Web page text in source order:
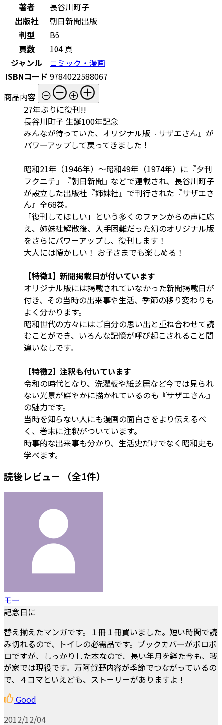
著者
長谷川町子
出版社
朝日新聞出版
判型
B6
頁数
104 頁
ジャンル
コミック・漫画
ISBNコード 9784022588067
商品内容
27年ぶりに復刊!!
長谷川町子 生誕100年記念
みんなが待っていた、オリジナル版『サザエさん』が
パワーアップして戻ってきました！
昭和21年（1946年）～昭和49年（1974年）に『夕刊
フクニチ』『朝日新聞』などで連載され、長谷川町子
が設立した出版社『姉妹社』で刊行された『サザエさ
ん』全68巻。
「復刊してほしい」という多くのファンからの声に応
え、姉妹社解散後、入手困難だった幻のオリジナル版
をさらにパワーアップし、復刊します！
大人には懐かしい！ お子さまでも楽しめる！
【特徴1】新聞掲載日が付いています
オリジナル版には掲載されていなかった新聞掲載日が
付き、その当時の出来事や生活、季節の移り変わりも
よく分かります。
昭和世代の方々にはご自分の思い出と重ね合わせて読
むことができ、いろんな記憶が呼び起こされること間
違いなしです。
【特徴2】注釈も付いています
令和の時代となり、洗濯板や紙芝居など今では見られ
ない光景が鮮やかに描かれているのも『サザエさん』
の魅力です。
当時を知らない人にも漫画の面白さをより伝えるべ
く、巻末に注釈がついています。
時事的な出来事も分かり、生活史だけでなく昭和史も
学べます。
読後レビュー （全1件）
モー
記念日に
替え揃えたマンガです。１冊１冊買いました。短い時間で読
み切れるので、トイレの必需品です。ブックカバーがボロボ
ロですが、しっかりした本なので、長い年月を経た今も、我
が家では現役です。万阿賀野内容が季節でつながっているの
で、４コマといえども、ストーリーがありますよ！
Good
2012/12/04